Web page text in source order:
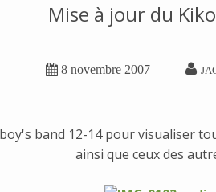
Mise à jour du
 8 novembre 2007 
band 12-14 pour visualiser
ainsi que ceux des